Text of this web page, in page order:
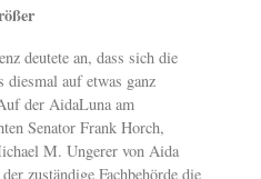
deutete an, dass sich die
diesmal auf etwas ganz
der AidaLuna am
Senator Frank Horch,
M. Ungerer von Aida
zuständige Fachbehörde die